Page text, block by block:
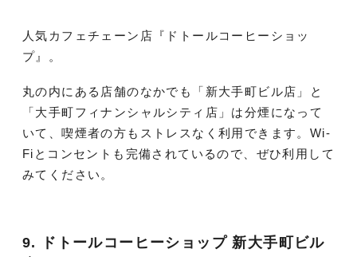
人気カフェチェーン店『ドトールコーヒーショッ
プ』。
丸の内にある店舗のなかでも「新大手町ビル店」と
「大手町フィナンシャルシティ店」は分煙になって
いて、喫煙者の方もストレスなく利用できます。Wi-
Fiとコンセントも完備されているので、ぜひ利用して
みてください。
9. ドトールコーヒーショップ 新大手町ビル